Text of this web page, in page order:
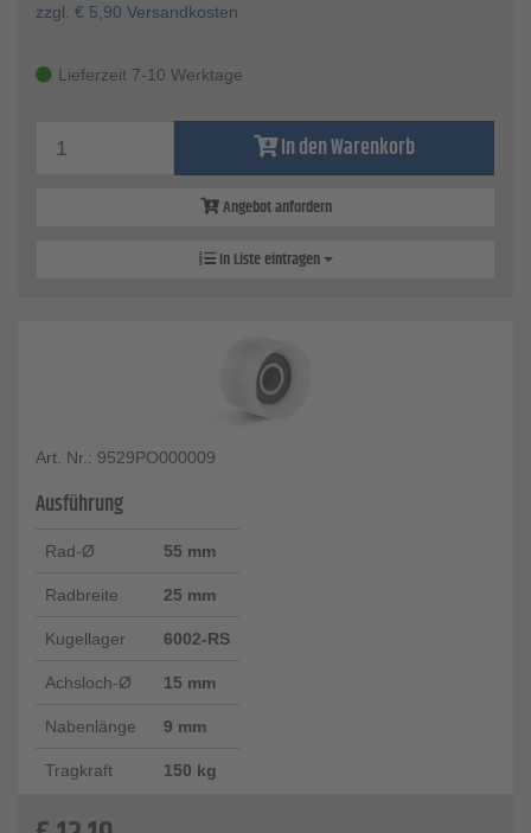
zzgl. € 5,90 Versandkosten
Lieferzeit 7-10 Werktage
In den Warenkorb
Angebot anfordern
In Liste eintragen
Art. Nr.: 9529PO000009
Ausführung
Rad-Ø 55 mm
Radbreite 25 mm
Kugellager 6002-RS
Achsloch-Ø 15 mm
Nabenlänge 9 mm
Tragkraft 150 kg